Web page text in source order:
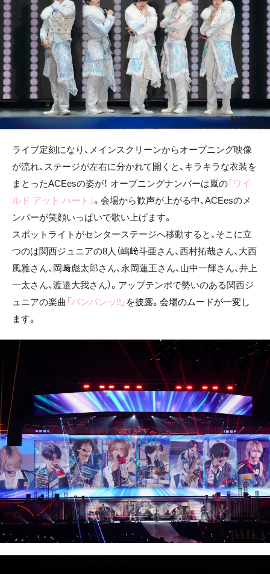
ライブ定刻になり、メインスクリーンからオープニング映像
が流れ、ステージが左右に分かれて開くと、キラキラな衣装を
まとったACEesの姿が！ オープニングナンバーは嵐の「ワイ
ルド アット ハート」。会場から歓声が上がる中、ACEesのメ
ンバーが笑顔いっぱいで歌い上げます。
スポットライトがセンターステージへ移動すると、そこに立
つのは関西ジュニアの8人（嶋﨑斗亜さん、西村拓哉さん、大西
風雅さん、岡﨑彪太郎さん、永岡蓮王さん、山中一輝さん、井上
一太さん、渡邉大我さん）。アップテンポで勢いのある関西ジ
ュニアの楽曲 「バンバンッ!!」 を披露。会場のムードが一変し
ます。